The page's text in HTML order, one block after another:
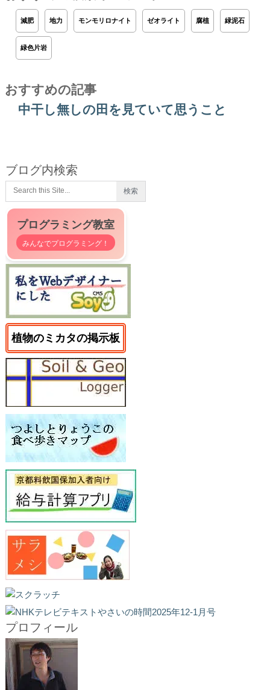
減肥 地力 モンモリロナイト ゼオライト 腐植 緑泥石
緑色片岩
おすすめの記事
中干し無しの田を見ていて思うこと
ブログ内検索
プログラミング教室
みんなでプログラミング！
植物のミカタの掲示板
プロフィール